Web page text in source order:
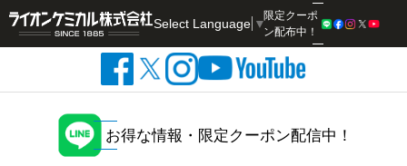
Select Language ▼
限定クーポ
ン配布中！
お得な情報・限定クーポン配信中！
検索